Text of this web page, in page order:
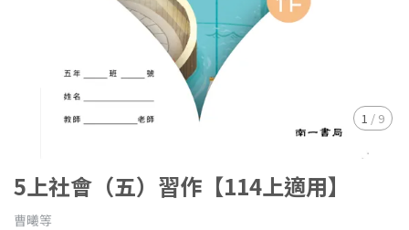
1 / 9
5上社會（五）習作【114上適用】
曹曦等